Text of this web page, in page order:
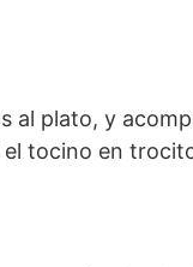
al plato, y
tocino en